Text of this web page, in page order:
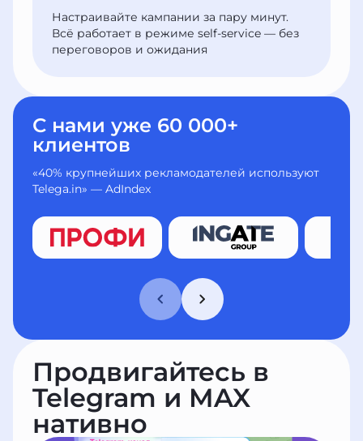
Настраивайте кампании за пару минут.
Всё работает в режиме self-service — без
переговоров и ожидания
С нами уже 60 000+
клиентов
«40% крупнейших рекламодателей используют
Telega.in» — AdIndex
Продвигайтесь в
Telegram и MAX
нативно